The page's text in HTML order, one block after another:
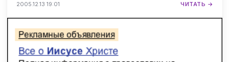
2005.12.13 19:01 ЧИТАТЬ →